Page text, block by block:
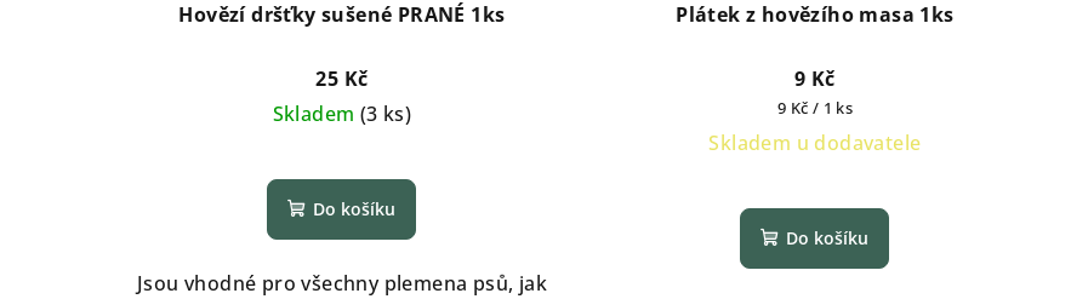
Hovězí dršťky sušené PRANÉ 1ks
25 Kč
Skladem (3 ks)
Do košíku
Jsou vhodné pro všechny plemena psů, jak
Plátek z hovězího masa 1ks
9 Kč
Měrná
cena:
9 Kč / 1 ks
Skladem u dodavatele
Do košíku